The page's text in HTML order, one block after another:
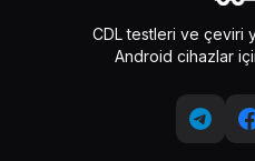
CDL testleri ve çeviri
Android cihazlar